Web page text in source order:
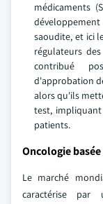
médicaments
saoudite, et ici
régulateurs
contribué
d'approbation
alors qu'ils
test,
patients.
Oncologie
Le marché
caractérise par